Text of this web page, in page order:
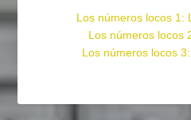
Los números locos 1:
Los números locos
Los números locos